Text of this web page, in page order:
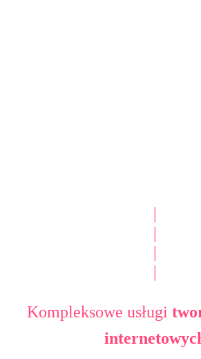
Kompleksowe usługi